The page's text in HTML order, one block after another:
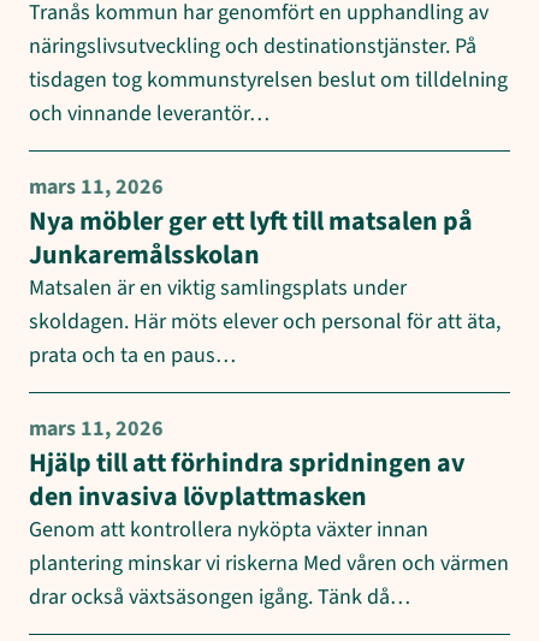
Tranås kommun har genomfört en upphandling av
näringslivsutveckling och destinationstjänster. På
tisdagen tog kommunstyrelsen beslut om tilldelning
och vinnande leverantör…
mars 11, 2026
Nya möbler ger ett lyft till matsalen på
Junkaremålsskolan
Matsalen är en viktig samlingsplats under
skoldagen. Här möts elever och personal för att äta,
prata och ta en paus…
mars 11, 2026
Hjälp till att förhindra spridningen av
den invasiva lövplattmasken
Genom att kontrollera nyköpta växter innan
plantering minskar vi riskerna Med våren och värmen
drar också växtsäsongen igång. Tänk då…